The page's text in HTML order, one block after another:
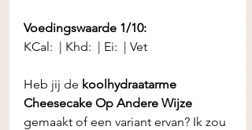
Voedingswaarde 1/10:
KCal:  | Khd:  | Ei:  | Vet
Heb jij de koolhydraatarme
Cheesecake Op Andere Wijze
gemaakt of een variant ervan? Ik zou